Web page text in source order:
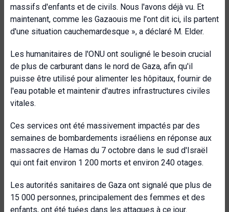
massifs d'enfants et de civils. Nous l'avons déjà vu. Et
maintenant, comme les Gazaouis me l'ont dit ici, ils partent
d'une situation cauchemardesque », a déclaré M. Elder.
Les humanitaires de l'ONU ont souligné le besoin crucial
de plus de carburant dans le nord de Gaza, afin qu'il
puisse être utilisé pour alimenter les hôpitaux, fournir de
l'eau potable et maintenir d'autres infrastructures civiles
vitales.
Ces services ont été massivement impactés par des
semaines de bombardements israéliens en réponse aux
massacres de Hamas du 7 octobre dans le sud d'Israël
qui ont fait environ 1 200 morts et environ 240 otages.
Les autorités sanitaires de Gaza ont signalé que plus de
15 000 personnes, principalement des femmes et des
enfants, ont été tuées dans les attaques à ce jour.